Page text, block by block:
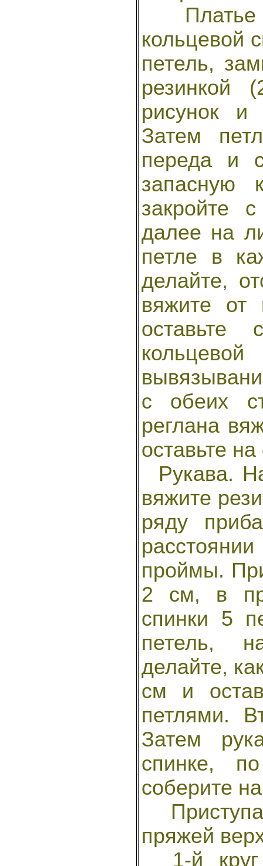
Платье
кольцевой
петель,
резинкой
рисунок
Затем
переда и
запасную
закройте
далее на
петле в
делайте,
вяжите
с обеих
реглана
оставьте
Рукава.
вяжите
ряду
проймы.
2 см, в
спинки 5
петель,
делайте,
см и
петлями.
Затем
спинке,
соберите
пряжей
1-й круг